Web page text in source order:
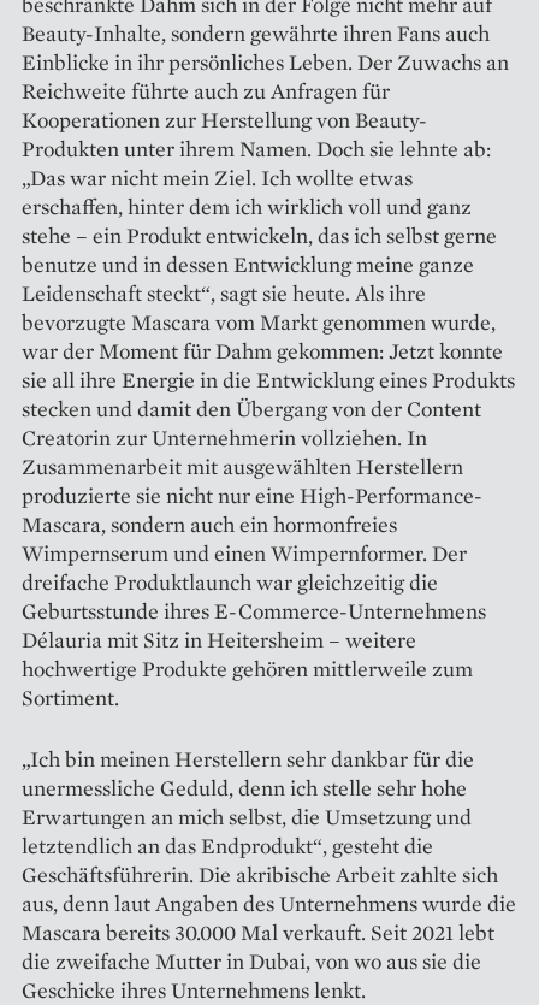
Beauty-Inhalte, sondern gewährte ihren Fans auch
Einblicke in ihr persönliches Leben. Der Zuwachs an
Reichweite führte auch zu Anfragen für
Kooperationen zur Herstellung von Beauty-
Produkten unter ihrem Namen. Doch sie lehnte ab:
„Das war nicht mein Ziel. Ich wollte etwas
erschaffen, hinter dem ich wirklich voll und ganz
stehe – ein Produkt ent­wickeln, das ich selbst gerne
benutze und in dessen Entwicklung meine ganze
Leidenschaft steckt“, sagt sie heute. Als ihre
bevorzugte Mascara vom Markt genommen wurde,
war der Moment für Dahm gekommen: Jetzt konnte
sie all ihre Energie in die Entwicklung eines Produkts
stecken und damit den Übergang von der Content
Creatorin zur Unternehmerin vollziehen. In
Zusammenarbeit mit ausgewählten Herstellern
produzierte sie nicht nur eine High-Performance-
Mascara, sondern auch ein hormonfreies
Wimpernserum und einen Wimpernformer. Der
dreifache Produktlaunch war gleichzeitig die
Geburtsstunde ihres E-Commerce-Unternehmens
Délauria mit Sitz in Heitersheim – weitere
hochwertige Produkte gehören mittlerweile zum
Sortiment.
„Ich bin meinen Herstellern sehr dankbar für die
unermessliche Geduld, denn ich stelle sehr hohe
Erwartungen an mich selbst, die Umsetzung und
letztendlich an das Endprodukt“, gesteht die
Geschäftsführerin. Die akribische Arbeit zahlte sich
aus, denn laut Angaben des Unternehmens wurde die
Mascara bereits 30.000 Mal verkauft. Seit 2021 lebt
die zweifache Mutter in Dubai, von wo aus sie die
Geschicke ihres Unternehmens lenkt.